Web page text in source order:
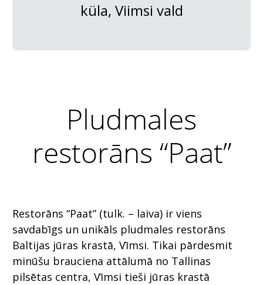
küla, Viimsi vald
Pludmales
restorāns “Paat”
Restorāns “Paat” (tulk. – laiva) ir viens
savdabīgs un unikāls pludmales restorāns
Baltijas jūras krastā, Vīmsi. Tikai pārdesmit
minūšu brauciena attālumā no Tallinas
pilsētas centra, Vīmsi tieši jūras krastā